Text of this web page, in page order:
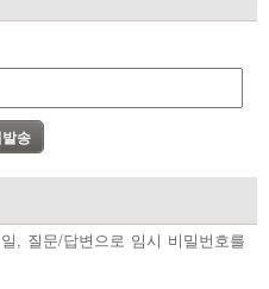
, 질문/답변으로 임시 비밀번호를